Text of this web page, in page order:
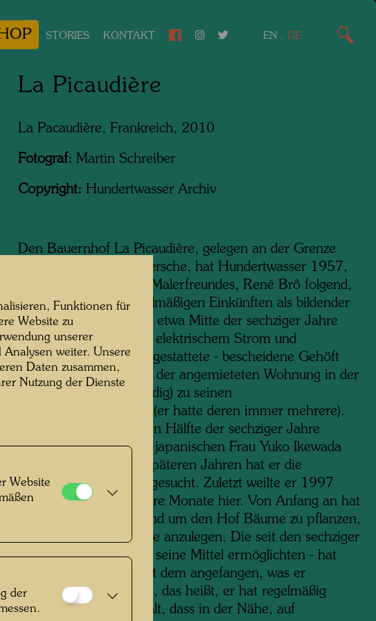
STORIES KONTAKT EN . DE
La Picaudière
La Pacaudière, Frankreich, 2010
Fotograf: Martin Schreiber
Copyright: Hundertwasser Archiv
Den Bauernhof La Picaudière, gelegen an der Grenze
von Normandie und Persche, hat Hundertwasser 1957,
einem Hinweis seines Malerfreundes, René Brô folgend,
von seinen ersten regelmäßigen Einkünften als bildender
Künstler erworben. Bis etwa Mitte der sechziger Jahre
gehörte das - nicht mit elektrischem Strom und
fließendem Wasser ausgestattete - bescheidene Gehöft
(seit 1962 dann neben der angemieteten Wohnung in der
Casa de Maria in Venedig) zu seinen
Lebensschwerpunkten (er hatte deren immer mehrere).
Hier hat er in der ersten Hälfte der sechziger Jahre
längere Zeit mit seiner japanischen Frau Yuko Ikewada
gelebt und gemalt; in späteren Jahren hat er die
Picaudière seltener aufgesucht. Zuletzt weilte er 1997
noch einmal für mehrere Monate hier. Von Anfang an hat
er damit begonnen, rund um den Hof Bäume zu pflanzen,
Brunnen und Ökoteiche anzulegen. Die seit den sechziger
Jahren - sobald es ihm seine Mittel ermöglichten - hat
Hundertwasser hier mit dem angefangen, was er
„Naturfreikauf“ nannte, das heißt, er hat regelmäßig
„Lösegeld“ dafür bezahlt, dass in der Nähe, auf
Funktionen für
Website zu
unserer
weiter. Unsere
Daten zusammen,
Nutzung der Dienste
Website
der